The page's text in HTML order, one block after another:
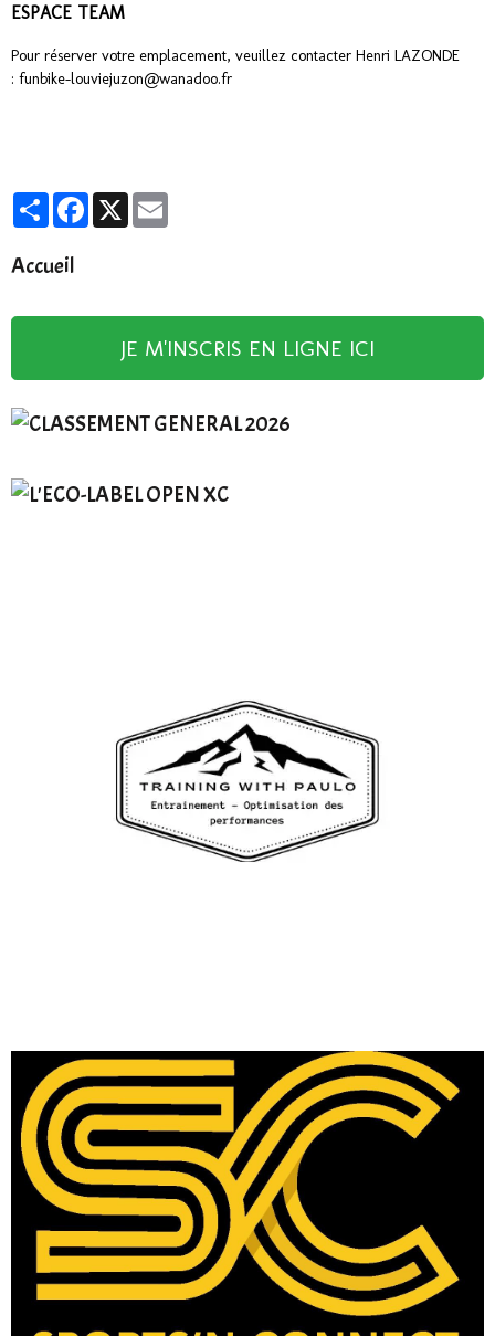
ESPACE TEAM
Pour réserver votre emplacement, veuillez contacter Henri LAZONDE
: funbike-louviejuzon@wanadoo.fr
PartagerFacebook
X
Accueil
JE M'INSCRIS EN LIGNE ICI